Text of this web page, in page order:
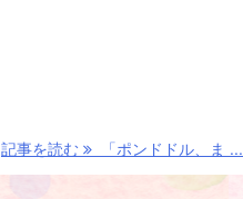
記事を読む 「ポンドドル、ま ...